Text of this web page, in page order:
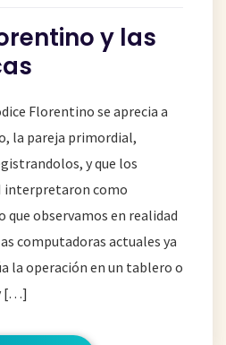
y las
Florentino se aprecia a
la pareja primordial,
y que los
interpretaron como
que observamos en realidad
computadoras actuales ya
la operación en un tablero o
[…]